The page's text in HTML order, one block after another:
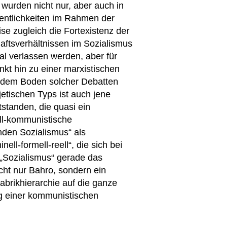
nicht nur, aber auch in
im Rahmen der
zugleich die Fortexistenz der
im Sozialismus
verlassen werden, aber für
hin zu einer marxistischen
Boden solcher Debatten
Typs ist auch jene
die quasi ein
kommunistische
Sozialismus“ als
formell-reell“, die sich bei
gerade das
nur Bahro, sondern ein
auf die ganze
einer kommunistischen